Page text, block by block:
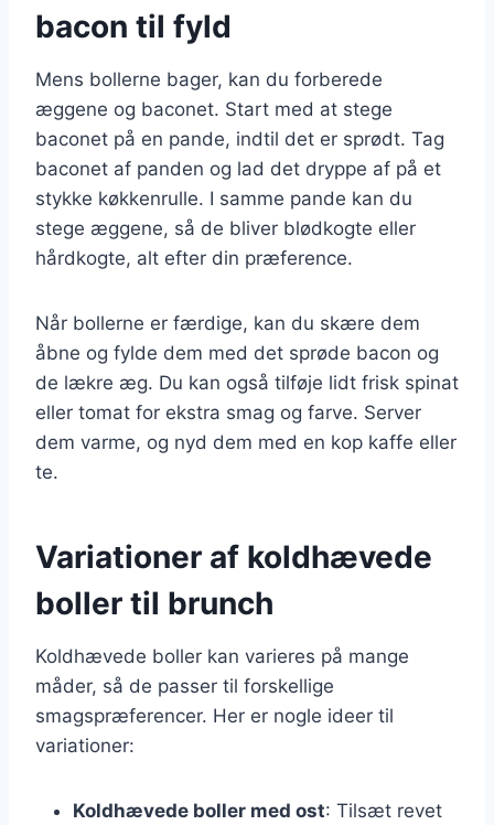
bacon til fyld
Mens bollerne bager, kan du forberede
æggene og baconet. Start med at stege
baconet på en pande, indtil det er sprødt. Tag
baconet af panden og lad det dryppe af på et
stykke køkkenrulle. I samme pande kan du
stege æggene, så de bliver blødkogte eller
hårdkogte, alt efter din præference.
Når bollerne er færdige, kan du skære dem
åbne og fylde dem med det sprøde bacon og
de lækre æg. Du kan også tilføje lidt frisk spinat
eller tomat for ekstra smag og farve. Server
dem varme, og nyd dem med en kop kaffe eller
te.
Variationer af koldhævede
boller til brunch
Koldhævede boller kan varieres på mange
måder, så de passer til forskellige
smagspræferencer. Her er nogle ideer til
variationer:
Koldhævede boller med ost: Tilsæt revet